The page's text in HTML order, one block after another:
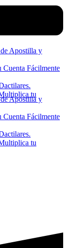
Apostilla y
Fácilmente
tu
Apostilla y
Fácilmente
tu